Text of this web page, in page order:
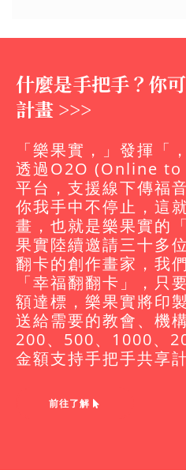
什麼是手把手？你
計畫 >>>
「樂果實，」發揮「
透過O2O (Online
平台，支援線下傳福
你我手中不停止，這
畫，也就是樂果實的
果實陸續邀請三十多
翻卡的創作畫家，我
「幸福翻翻卡」，只
額達標，樂果實將印
送給需要的教會、機
200、500、1000、
金額支持手把手共享
前往了解